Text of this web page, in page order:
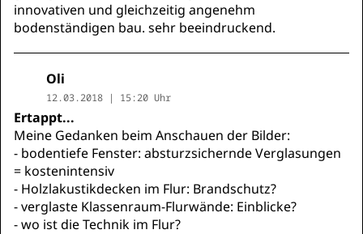
innovativen und gleichzeitig angenehm
bodenständigen bau. sehr beeindruckend.
Oli
12.03.2018 | 15:20 Uhr
Ertappt...
Meine Gedanken beim Anschauen der Bilder:
- bodentiefe Fenster: absturzsichernde Verglasungen
= kostenintensiv
- Holzlakustikdecken im Flur: Brandschutz?
- verglaste Klassenraum-Flurwände: Einblicke?
- wo ist die Technik im Flur?